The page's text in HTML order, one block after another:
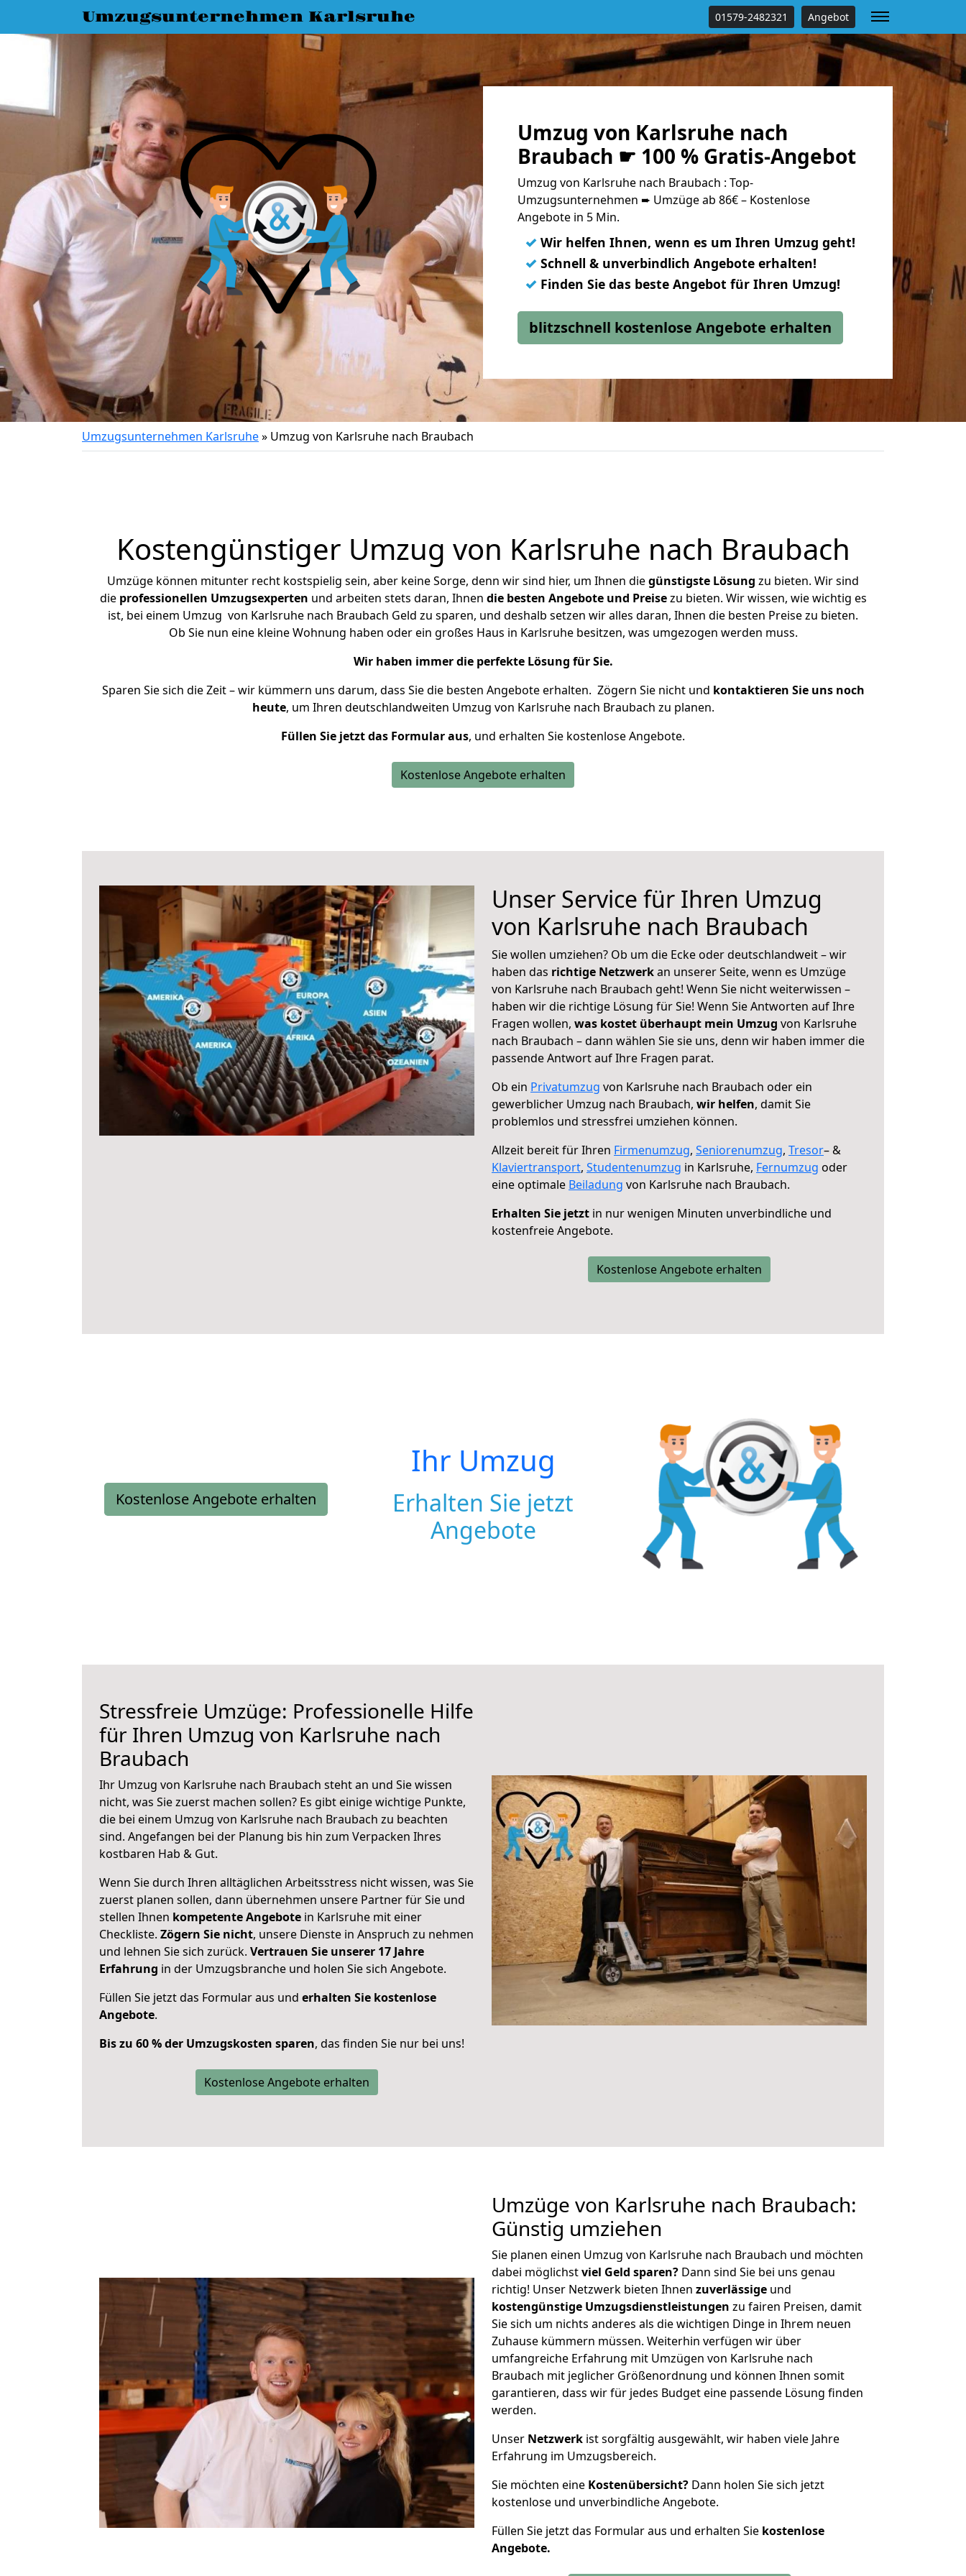
Umzugsunternehmen Karlsruhe 01579-2482321 Angebot
Umzug von Karlsruhe nach
Braubach ☛ 100 % Gratis-Angebot
Umzug von Karlsruhe nach Braubach : Top-
Umzugsunternehmen ➨ Umzüge ab 86€ – Kostenlose
Angebote in 5 Min.
✓ Wir helfen Ihnen, wenn es um Ihren Umzug geht!
✓ Schnell & unverbindlich Angebote erhalten!
✓ Finden Sie das beste Angebot für Ihren Umzug!
blitzschnell kostenlose Angebote erhalten
Umzugsunternehmen Karlsruhe» Umzug von Karlsruhe nach Braubach
Kostengünstiger Umzug von Karlsruhe nach Braubach
Umzüge können mitunter recht kostspielig sein, aber keine Sorge, denn wir sind hier, um Ihnen diegünstigste Lösung zu bieten. Wir sind
die professionellen Umzugsexperten und arbeiten stets daran, Ihnen die besten Angebote und Preisezu bieten. Wir wissen, wie wichtig es
ist, bei einem Umzug von Karlsruhe nach Braubach Geld zu sparen, und deshalb setzen wir alles daran, Ihnen die besten Preise zu bieten.
Ob Sie nun eine kleine Wohnung haben oder ein großes Haus in Karlsruhe besitzen, was umgezogen werden muss.
Wir haben immer die perfekte Lösung für Sie.
Sparen Sie sich die Zeit – wir kümmern uns darum, dass Sie die besten Angebote erhalten. Zögern Sie nicht und kontaktieren Sie uns noch
heute, um Ihren deutschlandweiten Umzug von Karlsruhe nach Braubach zu planen.
Füllen Sie jetzt das Formular aus, und erhalten Sie kostenlose Angebote.
Kostenlose Angebote erhalten
Unser Service für Ihren Umzug
von Karlsruhe nach Braubach
Sie wollen umziehen? Ob um die Ecke oder deutschlandweit – wir
haben das richtige Netzwerkan unserer Seite, wenn es Umzüge
von Karlsruhe nach Braubach geht! Wenn Sie nicht weiterwissen –
haben wir die richtige Lösung für Sie! Wenn Sie Antworten auf Ihre
Fragen wollen, was kostet überhaupt mein Umzug von Karlsruhe
nach Braubach – dann wählen Sie sie uns, denn wir haben immer die
passende Antwort auf Ihre Fragen parat.
Ob ein Privatumzug von Karlsruhe nach Braubach oder ein
gewerblicher Umzug nach Braubach, wir helfen, damit Sie
problemlos und stressfrei umziehen können.
Allzeit bereit für Ihren Firmenumzug, Seniorenumzug, Tresor– &
Klaviertransport, Studentenumzug in Karlsruhe, Fernumzug oder
eine optimale Beiladung von Karlsruhe nach Braubach.
Erhalten Sie jetzt in nur wenigen Minuten unverbindliche und
kostenfreie Angebote.
Kostenlose Angebote erhalten
Kostenlose Angebote erhalten
Ihr Umzug
Erhalten Sie jetzt
Angebote
Stressfreie Umzüge: Professionelle Hilfe
für Ihren Umzug von Karlsruhe nach
Braubach
Ihr Umzug von Karlsruhe nach Braubach steht an und Sie wissen
nicht, was Sie zuerst machen sollen? Es gibt einige wichtige Punkte,
die bei einem Umzug von Karlsruhe nach Braubach zu beachten
sind. Angefangen bei der Planung bis hin zum Verpacken Ihres
kostbaren Hab & Gut.
Wenn Sie durch Ihren alltäglichen Arbeitsstress nicht wissen, was Sie
zuerst planen sollen, dann übernehmen unsere Partner für Sie und
stellen Ihnen kompetente Angebote in Karlsruhe mit einer
Checkliste. Zögern Sie nicht, unsere Dienste in Anspruch zu nehmen
und lehnen Sie sich zurück. Vertrauen Sie unserer 17 Jahre
Erfahrung in der Umzugsbranche und holen Sie sich Angebote.
Füllen Sie jetzt das Formular aus und erhalten Sie kostenlose
Angebote.
Bis zu 60 % der Umzugskosten sparen, das finden Sie nur bei uns!
Kostenlose Angebote erhalten
Umzüge von Karlsruhe nach Braubach:
Günstig umziehen
Sie planen einen Umzug von Karlsruhe nach Braubach und möchten
dabei möglichstviel Geld sparen? Dann sind Sie bei uns genau
richtig! Unser Netzwerk bieten Ihnen zuverlässige und
kostengünstige Umzugsdienstleistungen zu fairen Preisen, damit
Sie sich um nichts anderes als die wichtigen Dinge in Ihrem neuen
Zuhause kümmern müssen. Weiterhin verfügen wir über
umfangreiche Erfahrung mit Umzügen von Karlsruhe nach
Braubach mit jeglicher Größenordnung und können Ihnen somit
garantieren, dass wir für jedes Budget eine passende Lösung finden
werden.
Unser Netzwerk ist sorgfältig ausgewählt, wir haben viele Jahre
Erfahrung im Umzugsbereich.
Sie möchten eine Kostenübersicht? Dann holen Sie sich jetzt
kostenlose und unverbindliche Angebote.
Füllen Sie jetzt das Formular aus und erhalten Sie kostenlose
Angebote.